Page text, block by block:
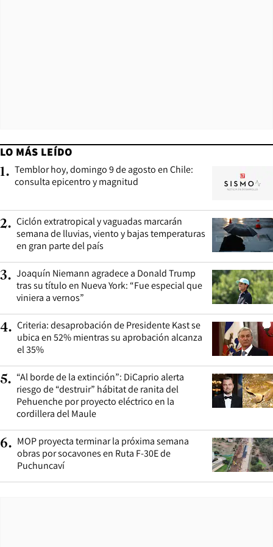
LO MÁS LEÍDO
1. Temblor hoy, domingo 9 de agosto en Chile:
consulta epicentro y magnitud
2. Ciclón extratropical y vaguadas marcarán
semana de lluvias, viento y bajas temperaturas
en gran parte del país
3. Joaquín Niemann agradece a Donald Trump
tras su título en Nueva York: “Fue especial que
viniera a vernos”
4. Criteria: desaprobación de Presidente Kast se
ubica en 52% mientras su aprobación alcanza
el 35%
5. “Al borde de la extinción”: DiCaprio alerta
riesgo de “destruir” hábitat de ranita del
Pehuenche por proyecto eléctrico en la
cordillera del Maule
6. MOP proyecta terminar la próxima semana
obras por socavones en Ruta F-30E de
Puchuncaví